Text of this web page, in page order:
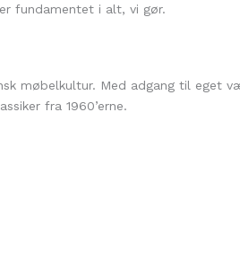
fundamentet i alt, vi gør.
møbelkultur. Med adgang til
fra 1960’erne.